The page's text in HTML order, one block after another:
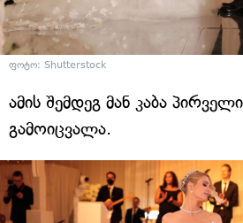
ფოტო: Shutterstock
ამის შემდეგ მან კაბა
გამოიცვალა.